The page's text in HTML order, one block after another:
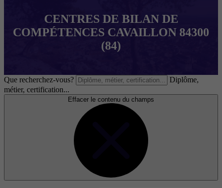
CENTRES DE BILAN DE
COMPÉTENCES CAVAILLON 84300
(84)
Que recherchez-vous?
Diplôme,
métier, certification...
Effacer le contenu du champs